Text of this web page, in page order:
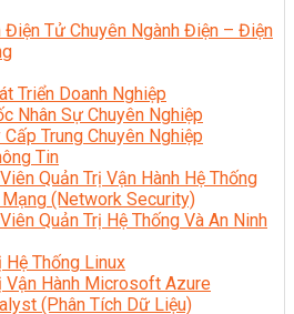
Điện Tử Chuyên Ngành Điện – Điện
Triển Doanh Nghiệp
Nhân Sự Chuyên Nghiệp
Cấp Trung Chuyên Nghiệp
Tin
Quản Trị Vận Hành Hệ Thống
Mạng (Network Security)
Quản Trị Hệ Thống Và An Ninh
Hệ Thống Linux
Vận Hành Microsoft Azure
(Phân Tích Dữ Liệu)